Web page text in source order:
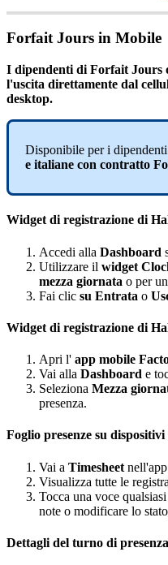
Forfait Jours in Mobile
I dipendenti di Forfait Jours
l'uscita direttamente dal
desktop.
Disponibile per i dipendenti
e italiane con contratto
Widget di registrazione di
Accedi alla Dashboard
Utilizzare il widget
mezza giornata o per un
Fai clic su Entrata o
Widget di registrazione di
Apri l' app mobile
Vai alla Dashboard e
Seleziona Mezza
presenza.
Foglio presenze su dispositivi
Vai a Timesheet nell'app
Visualizza tutte le
Tocca una voce qualsiasi
note o modificare lo stato
Dettagli del turno di presenza